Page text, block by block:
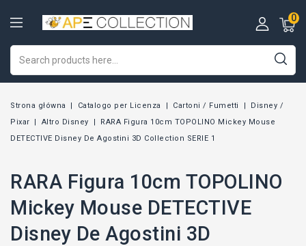
0
Strona główna Catalogo per Licenza Cartoni / Fumetti
Disney /
Pixar
Altro Disney
RARA Figura 10cm TOPOLINO Mickey Mouse
DETECTIVE Disney De Agostini 3D Collection SERIE 1
RARA Figura 10cm TOPOLINO
Mickey Mouse DETECTIVE
Disney De Agostini 3D